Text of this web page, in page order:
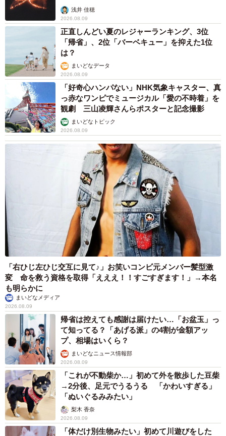
浅井 佳穂
2026.08.09
正直しんどい夏のレジャーランキング、3位
「帰省」、2位「バーベキュー」を抑えた1位
は？
まいどなデータ
2026.08.09
「好奇心ハンパない」NHK気象キャスター、真
っ赤なワンピでミュージカル「愛の不時着」を
観劇 三山凌輝さんらポスターと記念撮影
まいどなトピック
2026.08.09
「右ひじ左ひじ交互に見て♪」お笑いコンビ元メンバー髪型激
変 命を救う資格を取得「えええ！！すごすぎます！」→本名
も明らかに
まいどなメディア
2026.08.09
帰省は控えても感謝は届けたい…「お盆玉」っ
て知ってる？「あげる派」の4割が金額アッ
プ、相場はいくら？
まいどなニュース情報部
2026.08.09
「これが不動柴か…」初めて外を散歩した豆柴
→2分後、足元でうるうる 「かわいすぎる」
「ぬいぐるみみたい」
梨木 香奈
2026.08.09
「体だけ別生物みたい」初めて川遊びをした